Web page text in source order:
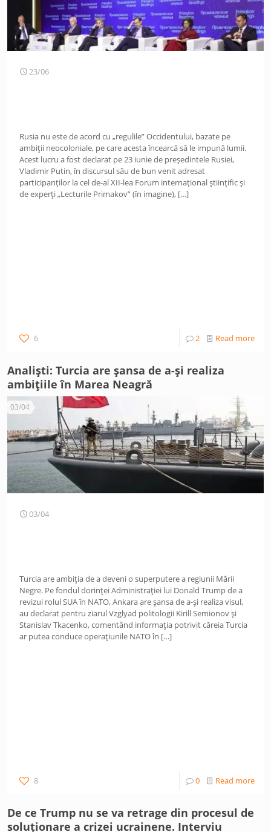
23/06
Rusia nu este de acord cu „regulile” Occidentului, bazate pe
ambiții neocoloniale, pe care acesta încearcă să le impună lumii.
Acest lucru a fost declarat pe 23 iunie de președintele Rusiei,
Vladimir Putin, în discursul său de bun venit adresat
participanților la cel de-al XII-lea Forum internațional științific și
de experți „Lecturile Primakov” (în imagine), […]
6 2 Read more
Analiști: Turcia are șansa de a-și realiza
ambițiile în Marea Neagră
03/04
03/04
Turcia are ambiția de a deveni o superputere a regiunii Mării
Negre. Pe fondul dorinței Administrației lui Donald Trump de a
revizui rolul SUA în NATO, Ankara are șansa de a-și realiza visul,
au declarat pentru ziarul Vzglyad politologii Kirill Semionov și
Stanislav Tkacenko, comentând informația potrivit căreia Turcia
ar putea conduce operațiunile NATO în […]
8 0 Read more
De ce Trump nu se va retrage din procesul de
soluționare a crizei ucrainene. Interviu